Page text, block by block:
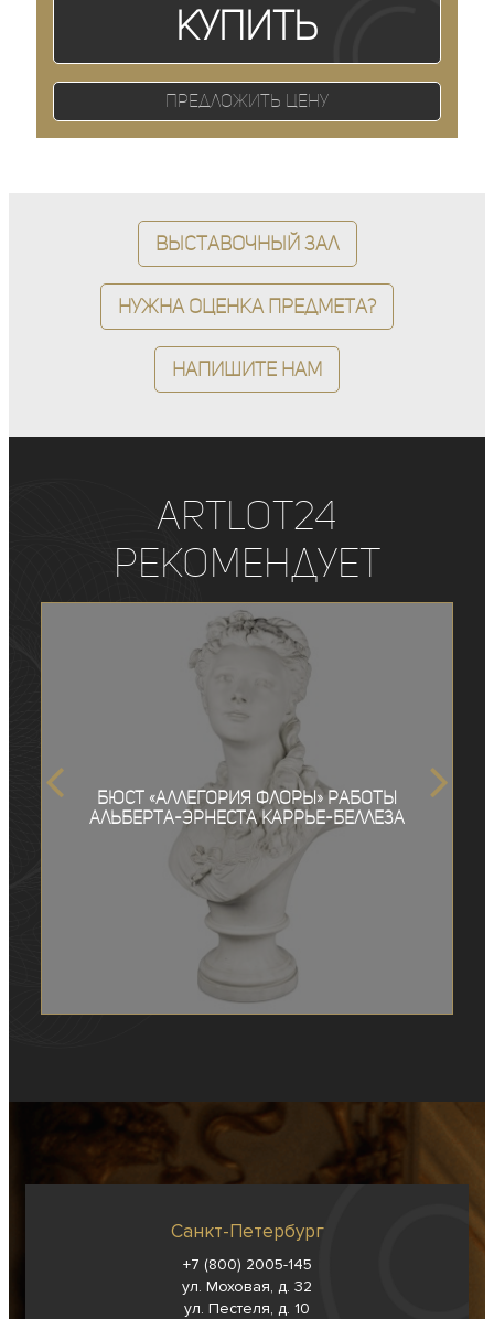
Купить
Предложить цену
Выставочный зал
Нужна оценка предмета?
Напишите нам
ArtLot24
рекомендует
Бюст «Аллегория Флоры» работы
Альберта-Эрнеста Каррье-Беллеза
Санкт-Петербург
+7 (800) 2005-145
ул. Моховая, д. 32
ул. Пестеля, д. 10